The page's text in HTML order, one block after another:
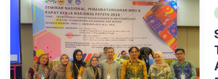
a
t
a
n